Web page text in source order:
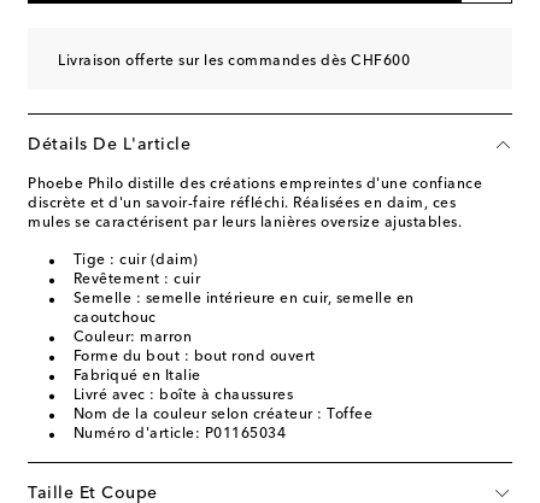
Livraison offerte sur les commandes dès CHF600
Détails De L'article
Phoebe Philo distille des créations empreintes d'une confiance
discrète et d'un savoir-faire réfléchi. Réalisées en daim, ces
mules se caractérisent par leurs lanières oversize ajustables.
Tige : cuir (daim)
Revêtement : cuir
Semelle : semelle intérieure en cuir, semelle en
caoutchouc
Couleur: marron
Forme du bout : bout rond ouvert
Fabriqué en Italie
Livré avec : boîte à chaussures
Nom de la couleur selon créateur : Toffee
Numéro d'article: P01165034
Taille Et Coupe